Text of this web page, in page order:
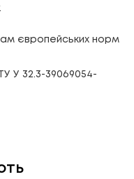
європейських норм
У 32.3-39069054-